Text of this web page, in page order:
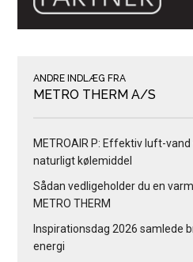
ANDRE INDLÆG FRA
METRO THERM A/S
METROAIR P: Effektiv luft-
naturligt kølemiddel
Sådan vedligeholder du en
METRO THERM
Inspirationsdag 2026 samlede
energi